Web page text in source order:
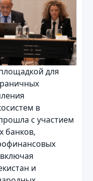
для
в
с участием
банков,
и